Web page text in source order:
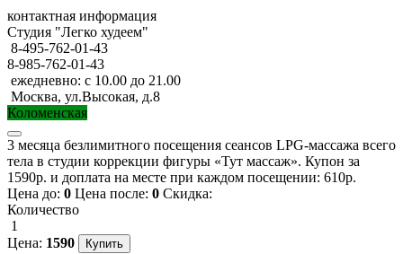
контактная информация
Студия "Легко худеем"
8-495-762-01-43
8-985-762-01-43
ежедневно: с 10.00 до 21.00
Москва, ул.Высокая, д.8
Коломенская
3 месяца безлимитного посещения сеансов LPG-массажа всего
тела в студии коррекции фигуры «Тут массаж». Купон за
1590р. и доплата на месте при каждом посещении: 610р.
Цена до: 0 Цена после: 0 Скидка:
Количество
1
Цена: 1590